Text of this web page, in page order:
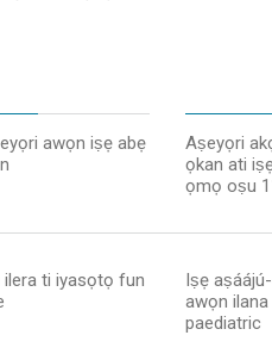
awọn iṣẹ abẹ
Aṣeyọri
ọkan ati
ọmọ oṣu
ilera ti iyasọtọ fun
Iṣẹ
awọn
paediatric